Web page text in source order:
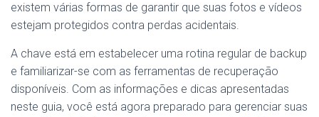
existem várias formas de garantir que suas fotos e vídeos
estejam protegidos contra perdas acidentais.
A chave está em estabelecer uma rotina regular de backup
e familiarizar-se com as ferramentas de recuperação
disponíveis. Com as informações e dicas apresentadas
neste guia, você está agora preparado para gerenciar suas